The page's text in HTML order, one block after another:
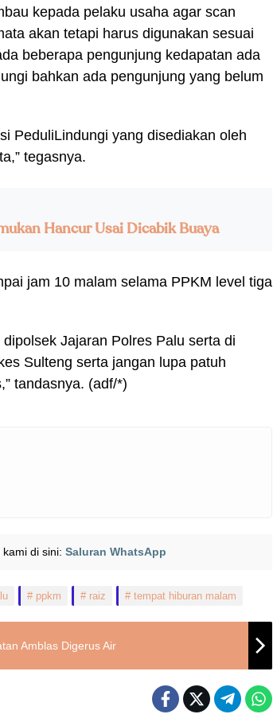
kepada pelaku usaha agar scan
akan tetapi harus digunakan sesuai
beberapa pengunjung kedapatan ada
bahkan ada pengunjung yang belum
PeduliLindungi yang disediakan oleh
tegasnya.
Hancur Usai Dicabik Buaya
jam 10 malam selama PPKM level tiga
Jajaran Polres Palu serta di
Sulteng serta jangan lupa patuh
tandasnya. (adf/*)
kami di sini: Saluran WhatsApp
ppkm raiz tempat hiburan malam
Amblas Digerus Air